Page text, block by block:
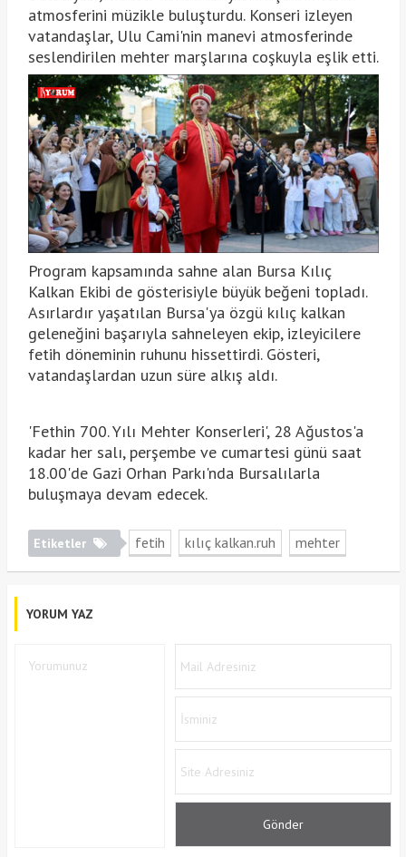
atmosferini müzikle buluşturdu. Konseri izleyen
vatandaşlar, Ulu Cami'nin manevi atmosferinde
seslendirilen mehter marşlarına coşkuyla eşlik etti.
Program kapsamında sahne alan Bursa Kılıç
Kalkan Ekibi de gösterisiyle büyük beğeni topladı.
Asırlardır yaşatılan Bursa'ya özgü kılıç kalkan
geleneğini başarıyla sahneleyen ekip, izleyicilere
fetih döneminin ruhunu hissettirdi. Gösteri,
vatandaşlardan uzun süre alkış aldı.
'Fethin 700. Yılı Mehter Konserleri', 28 Ağustos'a
kadar her salı, perşembe ve cumartesi günü saat
18.00'de Gazi Orhan Parkı'nda Bursalılarla
buluşmaya devam edecek.
Etiketler fetih kılıç kalkan.ruh mehter
YORUM YAZ